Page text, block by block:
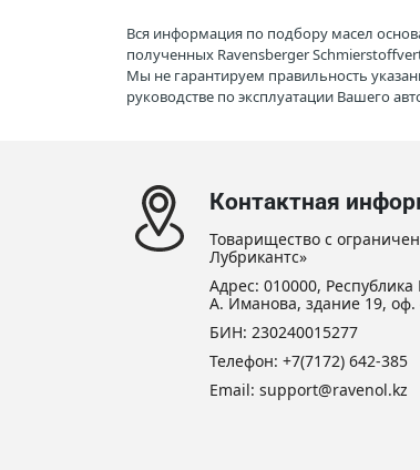
Вся информация по подбору масел
полученных Ravensberger
Мы не гарантируем правильность
руководстве по эксплуатации Вашего
Контактная
Товарищество с
Лубрикантс»
Адрес: 010000,
А. Иманова, здание 19, оф.
БИН: 230240015277
Телефон: +7(7172) 642-385
Email: support@ravenol.kz